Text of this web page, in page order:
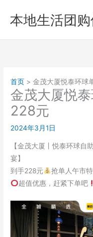
本地生活团
首页 金茂大厦悦泰环球
金茂大厦悦
228元
2024年3月1日
【金茂大厦丨悦泰环球自
宴】
到手228元
抢单人午市
超值优惠，赶紧下单吧